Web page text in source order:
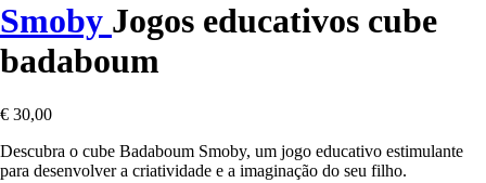
Smoby Jogos educativos cube
badaboum
€ 30,00
Descubra o cube Badaboum Smoby, um jogo educativo estimulante
para desenvolver a criatividade e a imaginação do seu filho.